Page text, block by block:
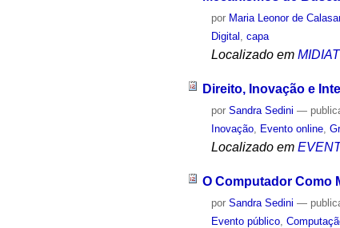
por Maria Leonor de
Digital ,capa
Localizado em
Direito, Inovação e
porSandra Sedini —
Inovação
Evento online ,
Localizado em
O Computador Como
porSandra Sedini —
Evento público ,